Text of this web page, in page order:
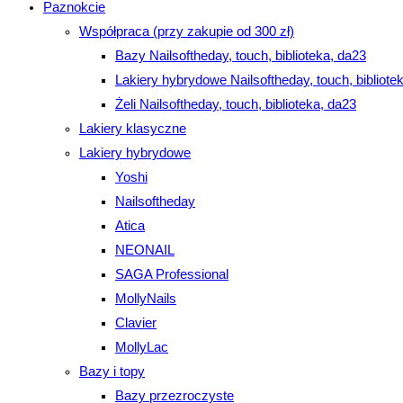
Paznokcie
Współpraca (przy zakupie od 300 zł)
Bazy Nailsoftheday, touch, biblioteka, da23
Lakiery hybrydowe Nailsoftheday, touch,
Żeli Nailsoftheday, touch, biblioteka, da23
Lakiery klasyczne
Lakiery hybrydowe
Yoshi
Nailsoftheday
Atica
NEONAIL
SAGA Professional
MollyNails
Clavier
MollyLac
Bazy i topy
Bazy przezroczyste